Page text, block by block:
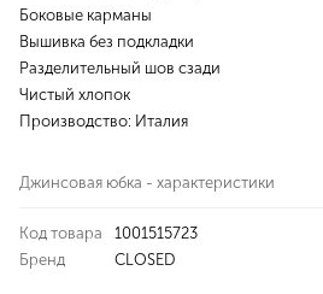
Боковые карманы
Вышивка без подкладки
Разделительный шов сзади
Чистый хлопок
Производство: Италия
Джинсовая юбка - характеристики
Код товара
1001515723
Бренд
CLOSED